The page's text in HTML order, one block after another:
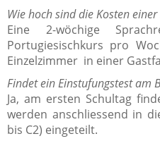
Wie hoch sind die Kosten
Eine 2-wöchige
Portugiesischkurs pro
Einzelzimmer in einer
Findet ein Einstufungstest am
Ja, am ersten Schultag
werden anschliessend in
bis C2) eingeteilt.